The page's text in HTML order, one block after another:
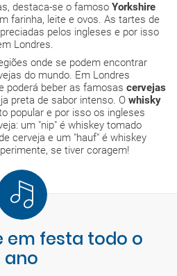
destaca-se o famoso Yorkshire
farinha, leite e ovos. As tartes de
pelos ingleses e por isso
Londres.
onde se podem encontrar
do mundo. Em Londres
poderá beber as famosas cervejas
preta de sabor intenso. O whisky
popular e por isso os ingleses
um "nip" é whiskey tomado
cerveja e um "hauf" é whiskey
se tiver coragem!
em festa todo o
ano